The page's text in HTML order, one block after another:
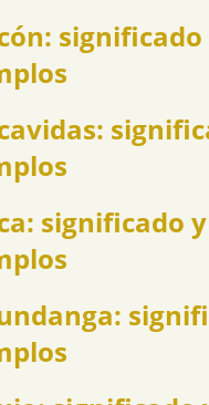
significado
significado y